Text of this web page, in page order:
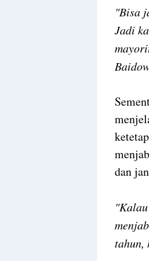
"Bisa
Jadi
dan
tahun,